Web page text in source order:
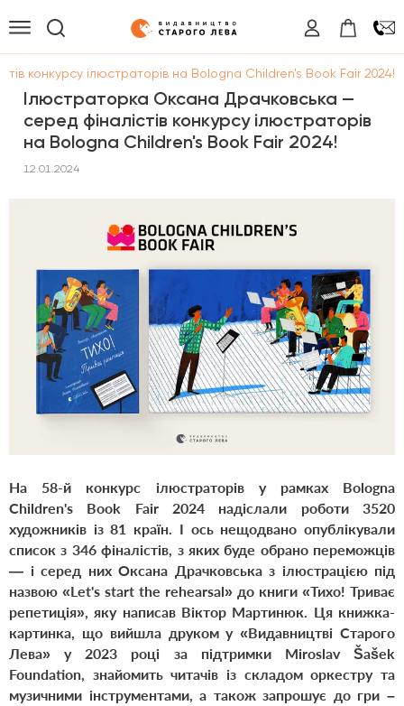
конкурсу ілюстраторів на Bologna Children's Book Fair 2024!
Ілюстраторка Оксана Драчковська —
серед фіналістів конкурсу ілюстраторів
на Bologna Children's Book Fair 2024!
12.01.2024
На 58-й конкурс ілюстраторів у рамках Bologna
Children's Book Fair 2024 надіслали роботи 3520
художників із 81 країн. І ось нещодваноопублікували
список з 346 фіналістів, з яких буде обрано переможців
— і серед них Оксана Драчковська з ілюстрацією під
назвою «Let's start the rehearsal» до книги «Тихо! Триває
репетиція», яку написав Віктор Мартинюк. Ця книжка-
картинка, що вийшла друком у «Видавництві Старого
Лева» у 2023 році за підтримки Miroslav Šašek
Foundation, знайомить читачів із складом оркестру та
музичними інструментами, а також запрошує до гри –